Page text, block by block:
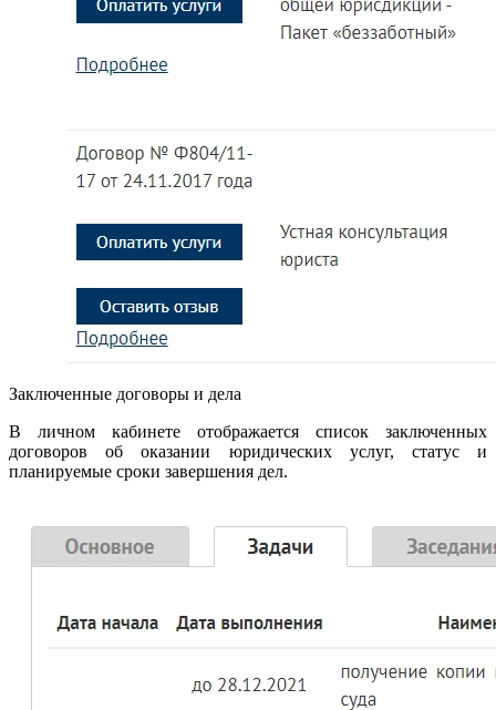
Заключенные договоры и дела
В личном кабинете отображается список заключенных
договоров об оказании юридических услуг, статус и
планируемые сроки завершения дел.